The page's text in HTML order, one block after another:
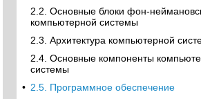
2.2. Основные блоки фон-
компьютерной системы
2.3. Архитектура компьютерной
2.4. Основные компоненты
системы
• 2.5. Программное обеспечение